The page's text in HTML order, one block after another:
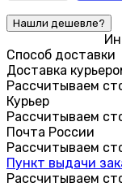
Способ доставки
Доставка
Рассчитываем
Курьер
Рассчитываем
Почта России
Рассчитываем
Пункт выдачи
Рассчитываем